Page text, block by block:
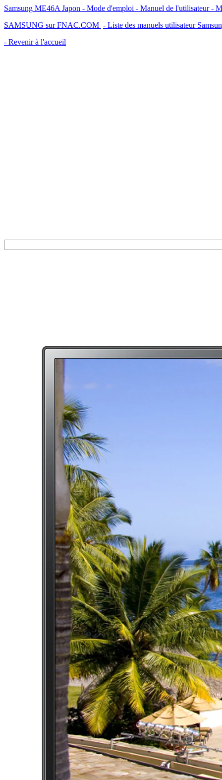
Samsung ME46A Japon - Mode d'emploi - Manuel de l'utilisateur -
SAMSUNG sur FNAC.COM - Liste des manuels utilisateur
- Revenir à l'accueil